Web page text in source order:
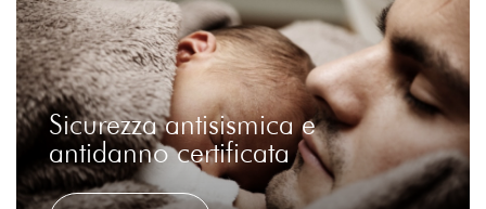
Sicurezza antisismica e
antidanno certificata